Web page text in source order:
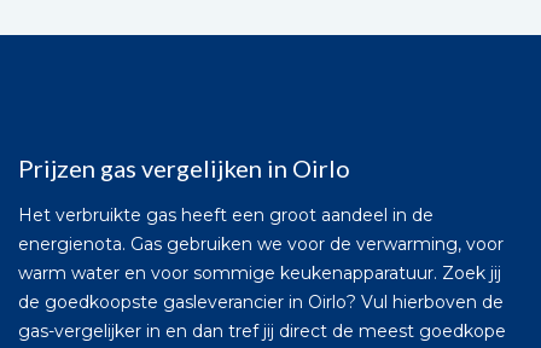
Prijzen gas vergelijken in Oirlo
Het verbruikte gas heeft een groot aandeel in de
energienota. Gas gebruiken we voor de verwarming, voor
warm water en voor sommige keukenapparatuur. Zoek jij
de goedkoopste gasleverancier in Oirlo? Vul hierboven de
gas-vergelijker in en dan tref jij direct de meest goedkope